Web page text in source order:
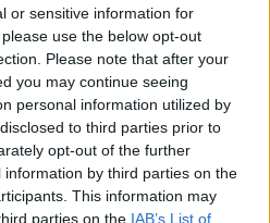
or sensitive information for
use the below opt-out
Please note that after your
you may continue seeing
personal information utilized by
to third parties prior to
opt-out of the further
by third parties on the
This information may
parties on the IAB’s List of